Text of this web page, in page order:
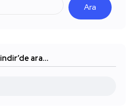
Ara
indir’de ara…